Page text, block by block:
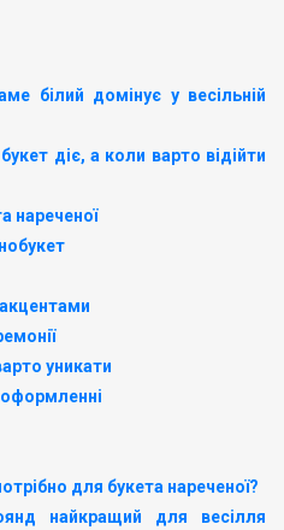
білий домінує у весільній
діє, а коли варто відійти
нареченої
уникати
оформленні
для букета нареченої?
найкращий для весілля